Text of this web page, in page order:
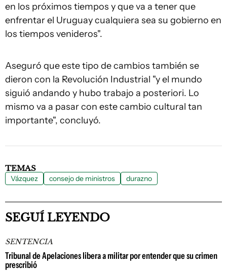
en los próximos tiempos y que va a tener que
enfrentar el Uruguay cualquiera sea su gobierno en
los tiempos venideros".
Aseguró que este tipo de cambios también se
dieron con la Revolución Industrial "y el mundo
siguió andando y hubo trabajo a posteriori. Lo
mismo va a pasar con este cambio cultural tan
importante", concluyó.
TEMAS
Vázquez consejo de ministros durazno
SEGUÍ LEYENDO
SENTENCIA
Tribunal de Apelaciones libera a militar por entender que su crimen
prescribió